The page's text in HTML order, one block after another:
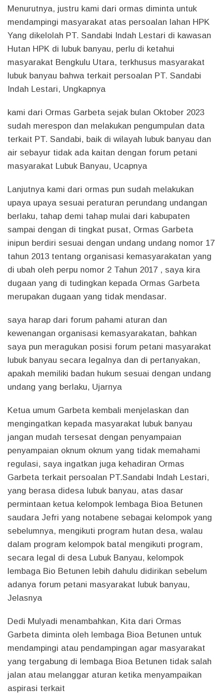
Menurutnya, justru kami dari ormas diminta untuk
mendampingi masyarakat atas persoalan lahan HPK
Yang dikelolah PT. Sandabi Indah Lestari di kawasan
Hutan HPK di lubuk banyau, perlu di ketahui
masyarakat Bengkulu Utara, terkhusus masyarakat
lubuk banyau bahwa terkait persoalan PT. Sandabi
Indah Lestari, Ungkapnya
kami dari Ormas Garbeta sejak bulan Oktober 2023
sudah merespon dan melakukan pengumpulan data
terkait PT. Sandabi, baik di wilayah lubuk banyau dan
air sebayur tidak ada kaitan dengan forum petani
masyarakat Lubuk Banyau, Ucapnya
Lanjutnya kami dari ormas pun sudah melakukan
upaya upaya sesuai peraturan perundang undangan
berlaku, tahap demi tahap mulai dari kabupaten
sampai dengan di tingkat pusat, Ormas Garbeta
inipun berdiri sesuai dengan undang undang nomor 17
tahun 2013 tentang organisasi kemasyarakatan yang
di ubah oleh perpu nomor 2 Tahun 2017 , saya kira
dugaan yang di tudingkan kepada Ormas Garbeta
merupakan dugaan yang tidak mendasar.
saya harap dari forum pahami aturan dan
kewenangan organisasi kemasyarakatan, bahkan
saya pun meragukan posisi forum petani masyarakat
lubuk banyau secara legalnya dan di pertanyakan,
apakah memiliki badan hukum sesuai dengan undang
undang yang berlaku, Ujarnya
Ketua umum Garbeta kembali menjelaskan dan
mengingatkan kepada masyarakat lubuk banyau
jangan mudah tersesat dengan penyampaian
penyampaian oknum oknum yang tidak memahami
regulasi, saya ingatkan juga kehadiran Ormas
Garbeta terkait persoalan PT.Sandabi Indah Lestari,
yang berasa didesa lubuk banyau, atas dasar
permintaan ketua kelompok lembaga Bioa Betunen
saudara Jefri yang notabene sebagai kelompok yang
sebelumnya, mengikuti program hutan desa, walau
dalam program kelompok batal mengikuti program,
secara legal di desa Lubuk Banyau, kelompok
lembaga Bio Betunen lebih dahulu didirikan sebelum
adanya forum petani masyarakat lubuk banyau,
Jelasnya
Dedi Mulyadi menambahkan, Kita dari Ormas
Garbeta diminta oleh lembaga Bioa Betunen untuk
mendampingi atau pendampingan agar masyarakat
yang tergabung di lembaga Bioa Betunen tidak salah
jalan atau melanggar aturan ketika menyampaikan
aspirasi terkait